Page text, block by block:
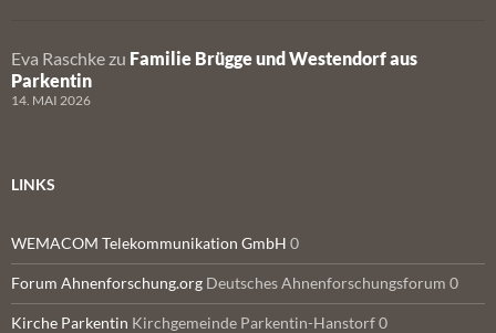
Eva Raschke zu Familie Brügge und Westendorf aus
Parkentin
14. MAI 2026
LINKS
WEMACOM Telekommunikation GmbH 0
Forum Ahnenforschung.org Deutsches Ahnenforschungsforum 0
Kirche Parkentin Kirchgemeinde Parkentin-Hanstorf 0